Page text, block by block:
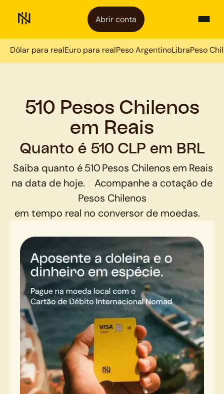
Abrir conta
Dólar para realEuro para realPeso ArgentinoLibraPeso
510 Pesos Chilenos
em Reais
Quanto é 510 CLP em BRL
Saiba quanto é 510Pesos Chilenos em Reais
na data de hoje.
Acompanhe a cotação de
Pesos Chilenos
em tempo real no conversor de moedas.